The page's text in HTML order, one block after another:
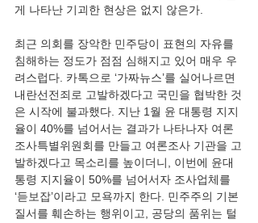
게 나타난 기괴한 현상은 없지 않은가.
최근 의회를 장악한 민주당이 표현의 자유를
침해하는 정도가 점점 심해지고 있어 매우 우
려스럽다. 카톡으로 ‘가짜뉴스’를 실어나르면
내란선전죄로 고발하겠다고 국민을 협박한 것
은 시작에 불과했다. 지난 1월 윤 대통령 지지
율이 40%를 넘어서는 결과가 나타나자 여론
조사특별위원회를 만들고 여론조사 기관을 고
발하겠다고 목소리를 높이더니, 이번에 윤대
통령 지지율이 50%를 넘어서자 조사업체를
‘듣보잡’이라고 모욕까지 한다. 민주주의 기본
질서를 훼손하는 행위이고, 공당의 품위는 털